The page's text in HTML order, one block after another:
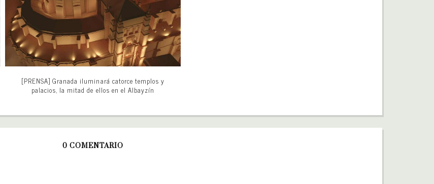
[PRENSA] Granada iluminará catorce templos y
palacios, la mitad de ellos en el Albayzín
0 COMENTARIO